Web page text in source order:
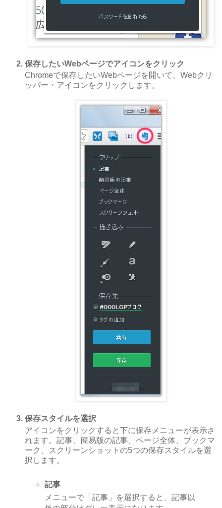
保存したいWebページでアイコンをクリック
Chromeで保存したいWebページを開いて、Webクリ
ッパー・アイコンをクリックします。
保存スタイルを選択
アイコンをクリックすると下に保存メニューが表示さ
れます。記事、簡易版の記事、ページ全体、ブックマ
ーク、スクリーンショットの5つの保存スタイルを選
択します。
記事
メニューで「記事」を選択すると、記事以